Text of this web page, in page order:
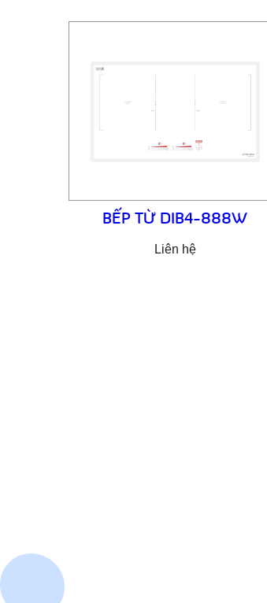
BẾP TỪ DIB4-888W
Liên hệ